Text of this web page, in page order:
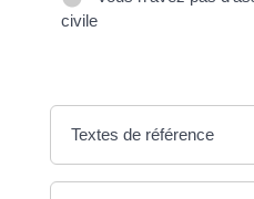
civile
Textes de référence